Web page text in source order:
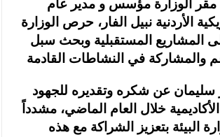
مقر الوزارة مؤسس و مدير عام
الأردنية نبيل الفار، حرص الوزارة
المشاريع المستقبلية وبحث سبل
سليمان عن شكره وتقديره للجهود
خلال العام الماضي، مشدداً
البيئة بتعزيز الشراكة مع هذه